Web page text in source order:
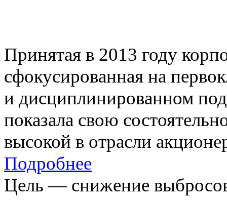
Принятая в 2013 году
сфокусированная на
и дисциплинированном
показала свою
высокой в отрасли
Подробнее
Цель — снижение